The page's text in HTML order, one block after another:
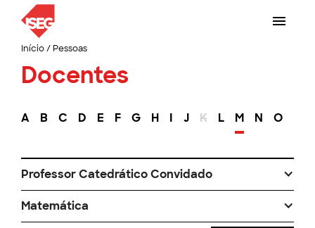
Início/ Pessoas
Docentes
A B C D E F G H I J K L M N O
Professor Catedrático Convidado
Matemática